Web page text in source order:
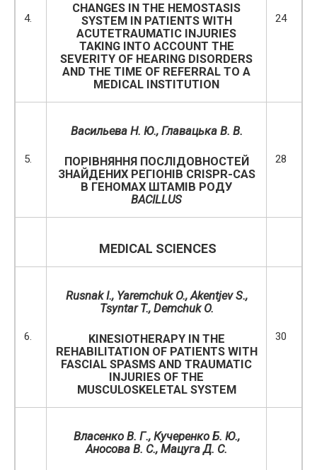
4.
CHANGES IN THE HEMOSTASIS
SYSTEM IN PATIENTS WITH
ACUTETRAUMATIC INJURIES
TAKING INTO ACCOUNT THE
SEVERITY OF HEARING DISORDERS
AND THE TIME OF REFERRAL TO A
MEDICAL INSTITUTION
24
5.
Васильева Н. Ю., Главацька В. В.
ПОРІВНЯННЯ ПОСЛІДОВНОСТЕЙ
ЗНАЙДЕНИХ РЕГІОНІВ CRISPR-CAS
В ГЕНОМАХ ШТАМІВ РОДУ
BACILLUS
28
MEDICAL SCIENCES
6.
Rusnak I., Yaremchuk O., Akentjev S.,
Tsyntar T., Demchuk O.
KINESIOTHERAPY IN THE
REHABILITATION OF PATIENTS WITH
FASCIAL SPASMS AND TRAUMATIC
INJURIES OF THE
MUSCULOSKELETAL SYSTEM
30
Власенко В. Г., Кучеренко Б. Ю.,
Аносова В. С., Мацуга Д. С.